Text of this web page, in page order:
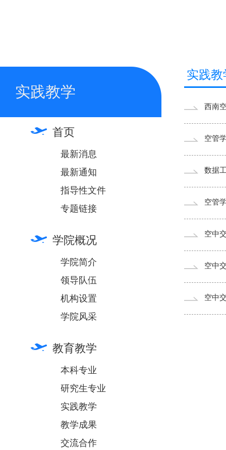
实践教学
首页
最新消息
最新通知
指导性文件
专题链接
学院概况
学院简介
领导队伍
机构设置
学院风采
教育教学
本科专业
研究生专业
实践教学
教学成果
交流合作
实践教
西南
空管
数据
空管
空中
空中
空中